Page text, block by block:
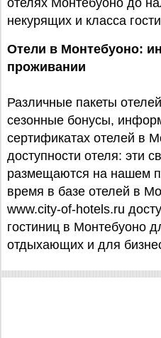
отелях Монтебуоно до
некурящих и класса
Отели в Монтебуоно:
проживании
Различные пакеты
сезонные бонусы,
сертификатах отелей в
доступности отеля: эти
размещаются на нашем
время в базе отелей в
www.city-of-hotels.ru
гостиниц в Монтебуоно
отдыхающих и для